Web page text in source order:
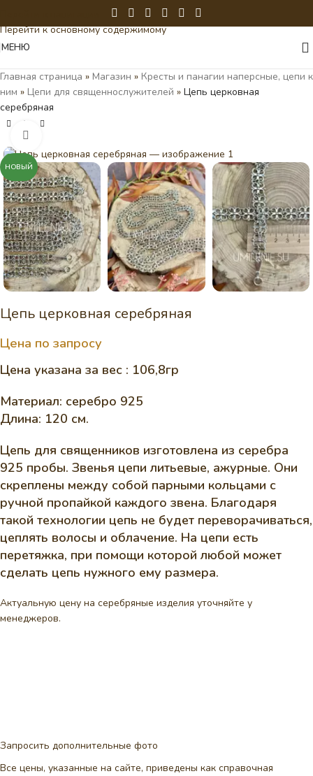
Перейти к основному содержимому
МЕНЮ
Главная страница » Магазин » Кресты и панагии наперсные, цепи к
ним » Цепи для священнослужителей » Цепь церковная
серебряная
НОВЫЙ
Цепь церковная серебряная
Цена по запросу
Цена указана за вес : 106,8гр
Материал: серебро 925
Длина: 120 см.
Цепь для священников изготовлена из серебра
925 пробы. Звенья цепи литьевые, ажурные. Они
скреплены между собой парными кольцами с
ручной пропайкой каждого звена. Благодаря
такой технологии цепь не будет переворачиваться,
цеплять волосы и облачение. На цепи есть
перетяжка, при помощи которой любой может
сделать цепь нужного ему размера.
Актуальную цену на серебряные изделия уточняйте у
менеджеров.
Запросить дополнительные фото
Все цены, указанные на сайте, приведены как справочная